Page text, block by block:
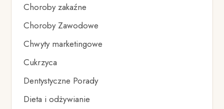
Choroby zakaźne
Choroby Zawodowe
Chwyty marketingowe
Cukrzyca
Dentystyczne Porady
Dieta i odżywianie